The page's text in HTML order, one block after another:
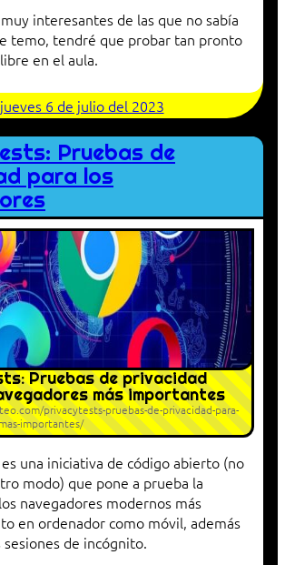
interesantes de las que no sabía
temo, tendré que probar tan pronto
en el aula.
jueves 6 de julio del 2023
Pruebas de
para los
Pruebas de privacidad
más importantes
privacytests-pruebas-de-privacidad-para-
importantes/
es una iniciativa de código abierto (no
modo) que pone a prueba la
navegadores modernos más
en ordenador como móvil, además
de incógnito.